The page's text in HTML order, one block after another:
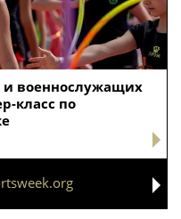
и военнослужащих
класс по